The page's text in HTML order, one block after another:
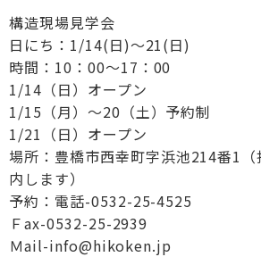
構造現場見学会
日にち：1/14(日)～21(日)
時間：10：00～17：00
1/14（日）オープン
1/15（月）～20（土）予約制
1/21（日）オープン
場所：豊橋市西幸町字浜池214番1
内します）
予約：電話-0532-25-4525
Ｆax-0532-25-2939
Ｍail-info@hikoken.jp